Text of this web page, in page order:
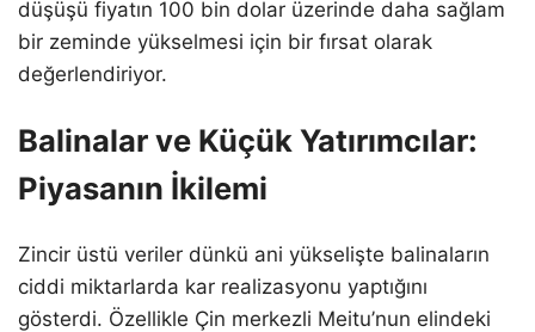
düşüşü fiyatın 100 bin dolar üzerinde daha sağlam
bir zeminde yükselmesi için bir fırsat olarak
değerlendiriyor.
Balinalar ve Küçük Yatırımcılar:
Piyasanın İkilemi
Zincir üstü veriler dünkü ani yükselişte balinaların
ciddi miktarlarda kar realizasyonu yaptığını
gösterdi. Özellikle Çin merkezli Meitu’nun elindeki